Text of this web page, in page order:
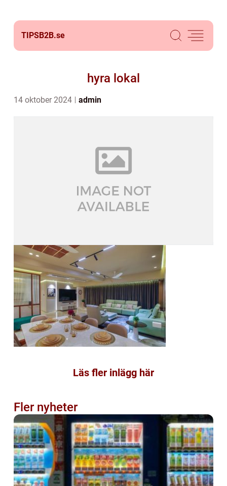
TIPSB2B.se
hyra lokal
14 oktober 2024 admin
Läs fler inlägg här
Fler nyheter